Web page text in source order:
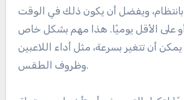
بانتظام، ويفضل أن يكون ذلك في الوقت
على الأقل يوميًا. هذا مهم بشكل خاص
أن تتغير بسرعة، مثل أداء اللاعبين
وظروف الطقس.